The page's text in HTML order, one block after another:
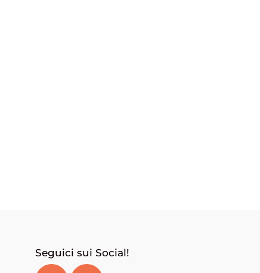
Seguici sui Social!